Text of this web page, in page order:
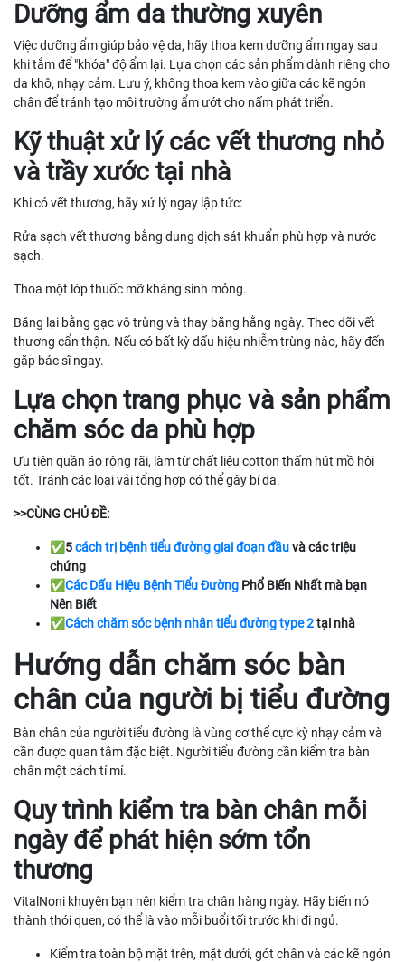
Dưỡng ẩm da thường xuyên
Việc dưỡng ẩm giúp bảo vệ da, hãy thoa kem dưỡng ẩm ngay sau
khi tắm để "khóa" độ ẩm lại. Lựa chọn các sản phẩm dành riêng cho
da khô, nhạy cảm. Lưu ý, không thoa kem vào giữa các kẽ ngón
chân để tránh tạo môi trường ẩm ướt cho nấm phát triển.
Kỹ thuật xử lý các vết thương nhỏ
và trầy xước tại nhà
Khi có vết thương, hãy xử lý ngay lập tức:
Rửa sạch vết thương bằng dung dịch sát khuẩn phù hợp và nước
sạch.
Thoa một lớp thuốc mỡ kháng sinh mỏng.
Băng lại bằng gạc vô trùng và thay băng hằng ngày. Theo dõi vết
thương cẩn thận. Nếu có bất kỳ dấu hiệu nhiễm trùng nào, hãy đến
gặp bác sĩ ngay.
Lựa chọn trang phục và sản phẩm
chăm sóc da phù hợp
Ưu tiên quần áo rộng rãi, làm từ chất liệu cotton thấm hút mồ hôi
tốt. Tránh các loại vải tổng hợp có thể gây bí da.
>>CÙNG CHỦ ĐỀ:
✅5cách trị bệnh tiểu đường giai đoạn đầuvà các triệu
chứng
✅Các Dấu Hiệu Bệnh Tiểu Đường Phổ Biến Nhất mà bạn
Nên Biết
✅Cách chăm sóc bệnh nhân tiểu đường type 2tại nhà
Hướng dẫn chăm sóc bàn
chân của người bị tiểu đường
Bàn chân của người tiểu đường là vùng cơ thể cực kỳ nhạy cảm và
cần được quan tâm đặc biệt. Người tiểu đường cần kiểm tra bàn
chân một cách tỉ mỉ.
Quy trình kiểm tra bàn chân mỗi
ngày để phát hiện sớm tổn
thương
VitalNoni khuyên bạn nên kiểm tra chân hàng ngày. Hãy biến nó
thành thói quen, có thể là vào mỗi buổi tối trước khi đi ngủ.
Kiểm tra toàn bộ mặt trên, mặt dưới, gót chân và các kẽ ngón